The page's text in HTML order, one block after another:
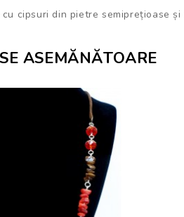
cu cipsuri din pietre semiprețioase
ASEMĂNĂTOARE